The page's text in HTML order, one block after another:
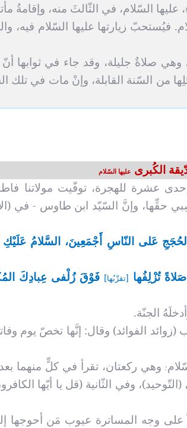
السّلام، في الثّالثَ منه، وإقامةُ
فيُستحبّ زيارتها عليها السّلام فيه،
صلاةٌ جليلة، وقد جاء في ثوابها أنّ
من السّنة القابلة، وإنْ مات في
الكُبرى عليها السّلام
عشرة للهجرة، توفّيت مولاتنا
حقِّها، وإنَّ السّيّد ابن طاوس - في
عَلى النّاسِ أَجْمَعِينَ، السَّلامُ عَلَيْكِ
تُزْلِفُها [تقرِّبُها] فَوْقَ زُلْفى عِبادِكَ
الجنّة.
الفوائد) وقال: إنَّها تخصّ يوم
؛ وهي ركعتان، تقرأ في كلٍّ منهما
وفي الثّانية (قل يا أيّها
على وجه المساترة عيوب مَن أحوجها
من قرأها.. فقد قرأ ثلث
القرآن
العـدد السادس و الستون
من مجلة شعائر